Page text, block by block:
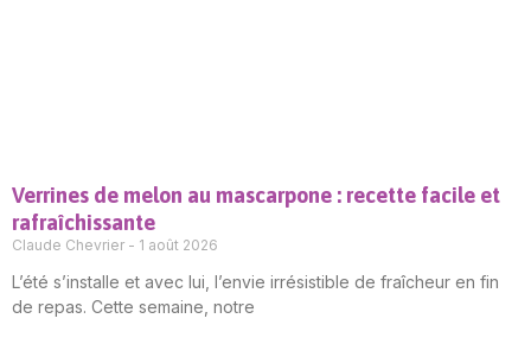
Verrines de melon au mascarpone : recette facile et
rafraîchissante
Claude Chevrier 1 août 2026
L’été s’installe et avec lui, l’envie irrésistible de fraîcheur en fin
de repas. Cette semaine, notre